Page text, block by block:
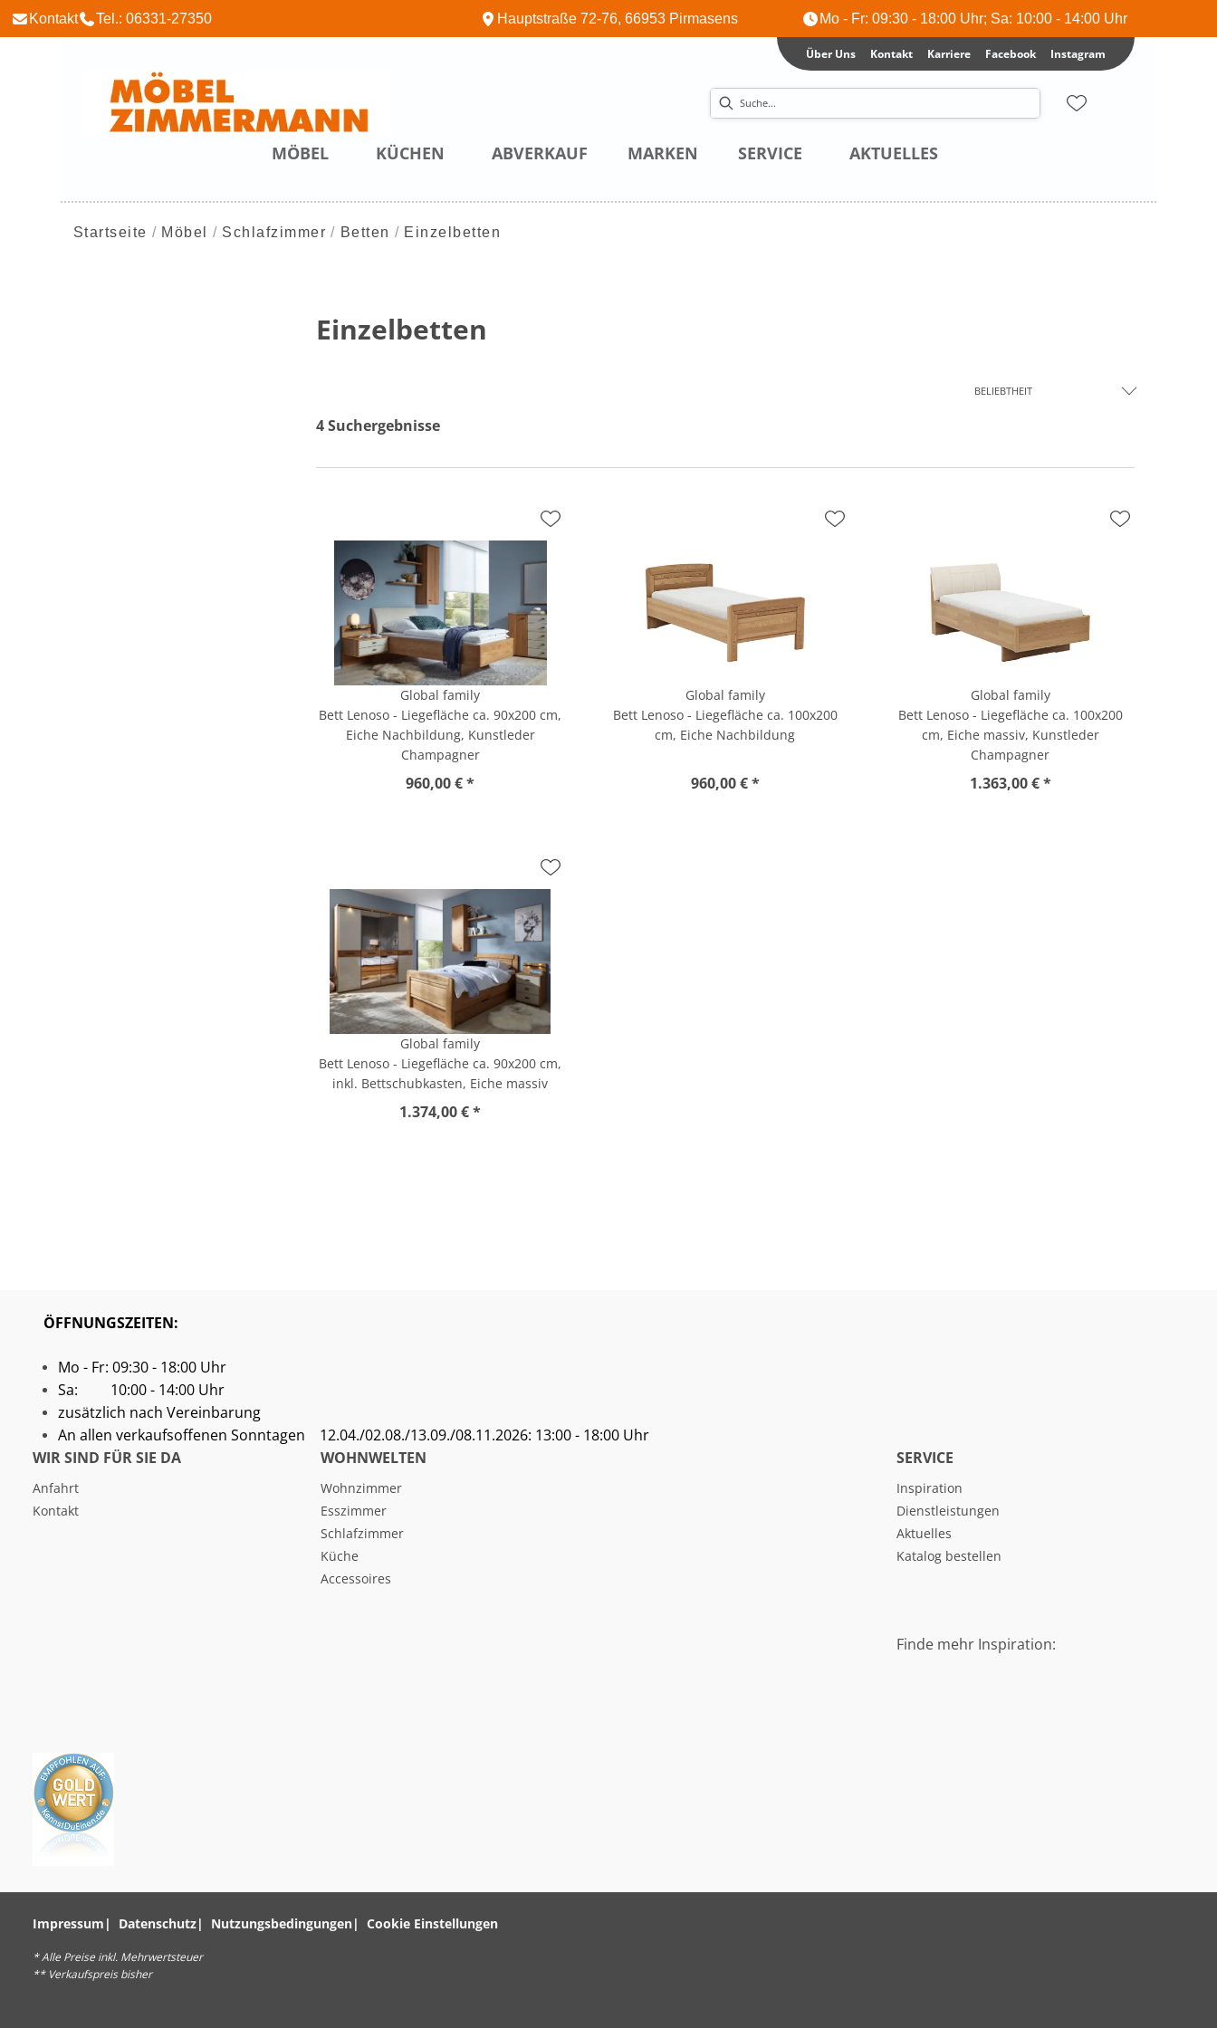
Kontakt Tel.: 06331-27350 Hauptstraße 72-76, 66953 Pirmasens Mo - Fr: 09:30 - 18:00 Uhr; Sa: 10:00 - 14:00 Uhr
Über Uns Kontakt Karriere Facebook Instagram
MÖBEL KÜCHEN ABVERKAUF MARKEN SERVICE AKTUELLES
Startseite Möbel Schlafzimmer Betten Einzelbetten
Einzelbetten
BELIEBTHEIT
4 Suchergebnisse
Global family
Bett Lenoso - Liegefläche ca. 90x200 cm,
Eiche Nachbildung, Kunstleder
Champagner
960,00 € *
Global family
Bett Lenoso - Liegefläche ca. 100x200
cm, Eiche Nachbildung
960,00 € *
Global family
Bett Lenoso - Liegefläche ca. 100x200
cm, Eiche massiv, Kunstleder
Champagner
1.363,00 € *
Global family
Bett Lenoso - Liegefläche ca. 90x200 cm,
inkl. Bettschubkasten, Eiche massiv
1.374,00 € *
ÖFFNUNGSZEITEN:
Mo - Fr: 09:30 - 18:00 Uhr
Sa: 10:00 - 14:00 Uhr
zusätzlich nach Vereinbarung
An allen verkaufsoffenen Sonntagen
12.04./02.08./13.09./08.11.2026: 13:00 - 18:00 Uhr
WIR SIND FÜR SIE DA
Anfahrt
Kontakt
WOHNWELTEN
Wohnzimmer
Esszimmer
Schlafzimmer
Küche
Accessoires
SERVICE
Inspiration
Dienstleistungen
Aktuelles
Katalog bestellen
Finde mehr Inspiration:
Impressum Datenschutz Nutzungsbedingungen Cookie Einstellungen
* Alle Preise inkl. Mehrwertsteuer
** Verkaufspreis bisher